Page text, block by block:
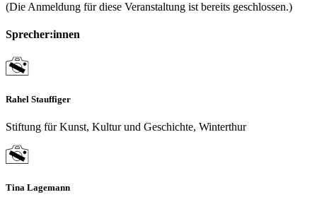
(Die Anmeldung für diese Veranstaltung ist bereits geschlossen.)
Sprecher:innen
Rahel Stauffiger
Stiftung für Kunst, Kultur und Geschichte, Winterthur
Tina Lagemann